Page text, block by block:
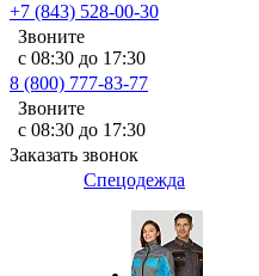
+7 (843) 528-00-30
Звоните
с 08:30 до 17:30
8 (800) 777-83-77
Звоните
с 08:30 до 17:30
Заказать звонок
Спецодежда